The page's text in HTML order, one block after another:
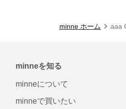
minne ホーム aaa
minneを知る
minneについて
minneで買いたい